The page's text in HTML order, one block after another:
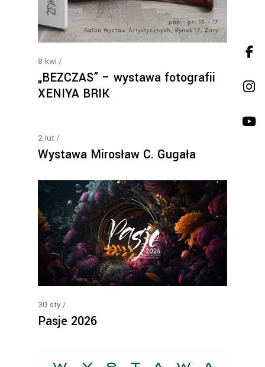
8 kwi
„BEZCZAS” – wystawa fotografii
XENIYA BRIK
2 lut
Wystawa Mirosław C. Gugała
30 sty
Pasje 2026